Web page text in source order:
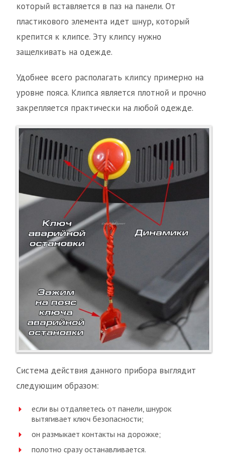
который вставляется в паз на панели. От
пластикового элемента идет шнур, который
крепится к клипсе. Эту клипсу нужно
защелкивать на одежде.
Удобнее всего располагать клипсу примерно на
уровне пояса. Клипса является плотной и прочно
закрепляется практически на любой одежде.
Система действия данного прибора выглядит
следующим образом:
если вы отдаляетесь от панели, шнурок
вытягивает ключ безопасности;
он размыкает контакты на дорожке;
полотно сразу останавливается.